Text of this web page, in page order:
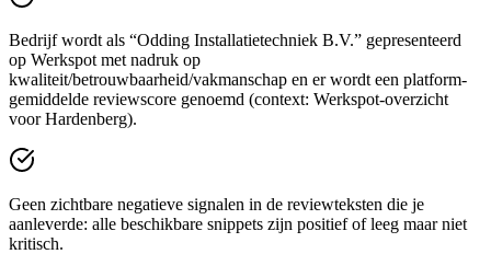
Bedrijf wordt als “Odding Installatietechniek B.V.” gepresenteerd
op Werkspot met nadruk op
kwaliteit/betrouwbaarheid/vakmanschap en er wordt een platform-
gemiddelde reviewscore genoemd (context: Werkspot-overzicht
voor Hardenberg).
Geen zichtbare negatieve signalen in de reviewteksten die je
aanleverde: alle beschikbare snippets zijn positief of leeg maar niet
kritisch.